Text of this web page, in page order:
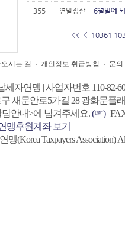
355 연말정산 6월말에
<< < 10361
시는 길 개인정보 취급방침 문
자연맹 | 사업자번호 110-82-
새문안로5가길 28 광화문플
안내>에 남겨주세요.(☞)|
맹후원계좌 보기
(Korea Taxpayers Association)